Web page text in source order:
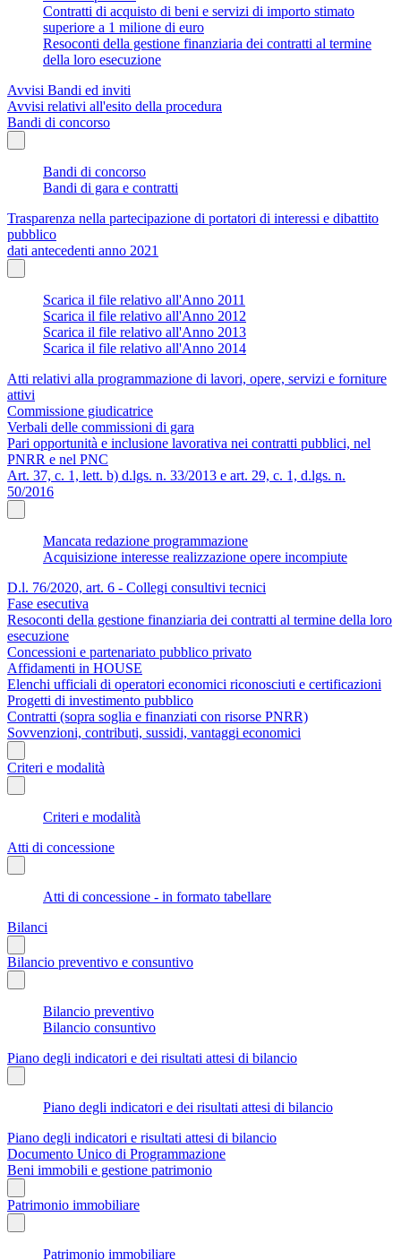
Contratti di acquisto di beni e servizi di importo stimato
superiore a 1 milione di euro
Resoconti della gestione finanziaria dei contratti al termine
della loro esecuzione
Avvisi Bandi ed inviti
Avvisi relativi all'esito della procedura
Bandi di concorso
Bandi di concorso
Bandi di gara e contratti
Trasparenza nella partecipazione di portatori di interessi e dibattito
pubblico
dati antecedenti anno 2021
Scarica il file relativo all'Anno 2011
Scarica il file relativo all'Anno 2012
Scarica il file relativo all'Anno 2013
Scarica il file relativo all'Anno 2014
Atti relativi alla programmazione di lavori, opere, servizi e forniture
attivi
Commissione giudicatrice
Verbali delle commissioni di gara
Pari opportunità e inclusione lavorativa nei contratti pubblici, nel
PNRR e nel PNC
Art. 37, c. 1, lett. b) d.lgs. n. 33/2013 e art. 29, c. 1, d.lgs. n.
50/2016
Mancata redazione programmazione
Acquisizione interesse realizzazione opere incompiute
D.l. 76/2020, art. 6 - Collegi consultivi tecnici
Fase esecutiva
Resoconti della gestione finanziaria dei contratti al termine della loro
esecuzione
Concessioni e partenariato pubblico privato
Affidamenti in HOUSE
Elenchi ufficiali di operatori economici riconosciuti e certificazioni
Progetti di investimento pubblico
Contratti (sopra soglia e finanziati con risorse PNRR)
Sovvenzioni, contributi, sussidi, vantaggi economici
Criteri e modalità
Criteri e modalità
Atti di concessione
Atti di concessione - in formato tabellare
Bilanci
Bilancio preventivo e consuntivo
Bilancio preventivo
Bilancio consuntivo
Piano degli indicatori e dei risultati attesi di bilancio
Piano degli indicatori e dei risultati attesi di bilancio
Piano degli indicatori e risultati attesi di bilancio
Documento Unico di Programmazione
Beni immobili e gestione patrimonio
Patrimonio immobiliare
Patrimonio immobiliare